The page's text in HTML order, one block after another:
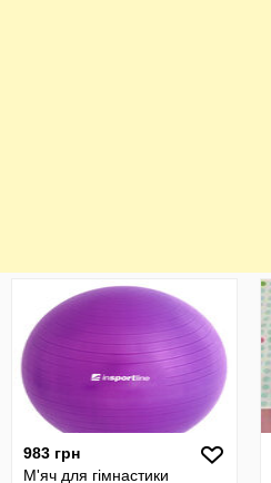
983 грн
М'яч для гімнастики